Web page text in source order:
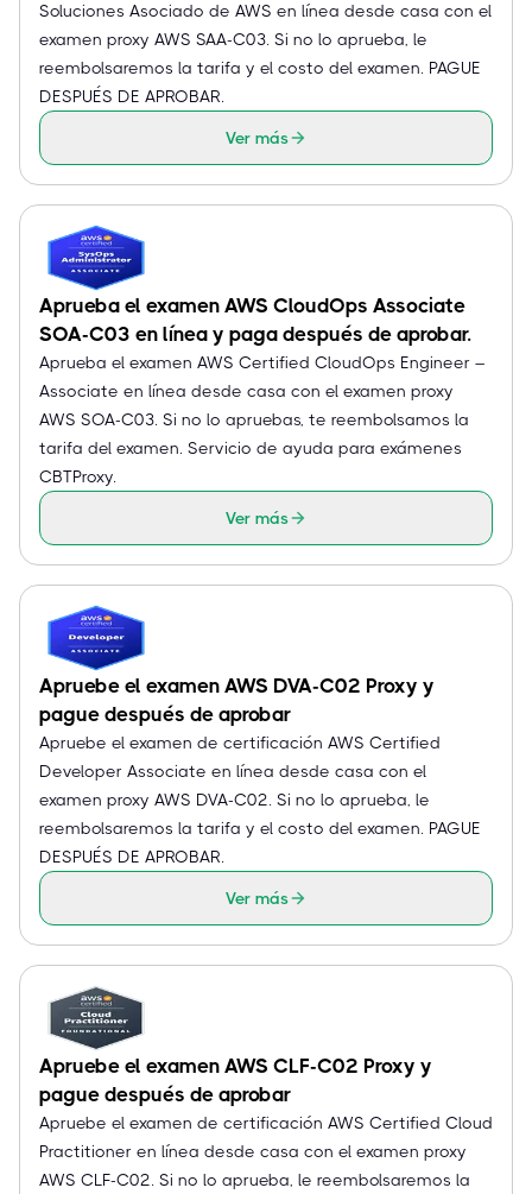
Soluciones Asociado de AWS en línea desde casa con el
examen proxy AWS SAA-C03. Si no lo aprueba, le
reembolsaremos la tarifa y el costo del examen. PAGUE
DESPUÉS DE APROBAR.
Ver más
Aprueba el examen AWS CloudOps Associate
SOA-C03 en línea y paga después de aprobar.
Aprueba el examen AWS Certified CloudOps Engineer –
Associate en línea desde casa con el examen proxy
AWS SOA-C03. Si no lo apruebas, te reembolsamos la
tarifa del examen. Servicio de ayuda para exámenes
CBTProxy.
Ver más
Apruebe el examen AWS DVA-C02 Proxy y
pague después de aprobar
Apruebe el examen de certificación AWS Certified
Developer Associate en línea desde casa con el
examen proxy AWS DVA-C02. Si no lo aprueba, le
reembolsaremos la tarifa y el costo del examen. PAGUE
DESPUÉS DE APROBAR.
Ver más
Apruebe el examen AWS CLF-C02 Proxy y
pague después de aprobar
Apruebe el examen de certificación AWS Certified Cloud
Practitioner en línea desde casa con el examen proxy
AWS CLF-C02. Si no lo aprueba, le reembolsaremos la